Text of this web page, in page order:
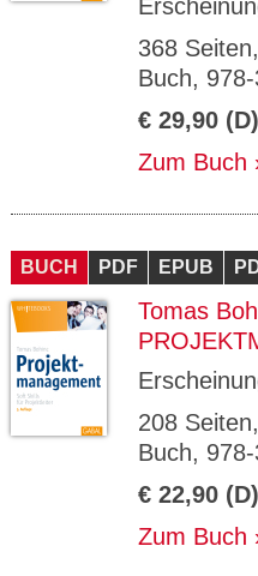
368
Buch,
€ 29,90 (D)
Zum Buch
BUCH PDF EPUB
Tomas
208
Buch,
€ 22,90 (D)
Zum Buch